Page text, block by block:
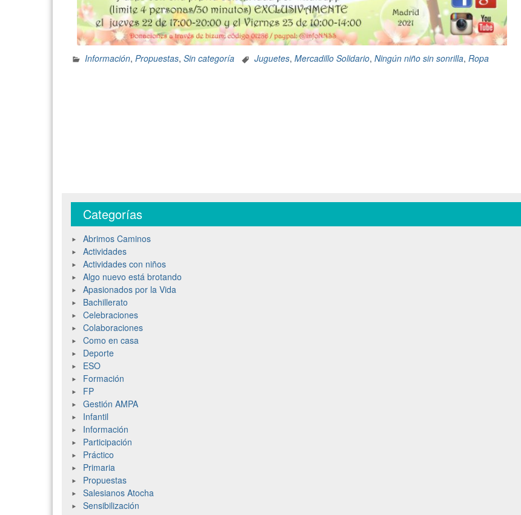
Información, Propuestas, Sin categoría Juguetes, Mercadillo Solidario, Ningún niño sin sonrilla, Ropa
Categorías
Abrimos Caminos
Actividades
Actividades con niños
Algo nuevo está brotando
Apasionados por la Vida
Bachillerato
Celebraciones
Colaboraciones
Como en casa
Deporte
ESO
Formación
FP
Gestión AMPA
Infantil
Información
Participación
Práctico
Primaria
Propuestas
Salesianos Atocha
Sensibilización